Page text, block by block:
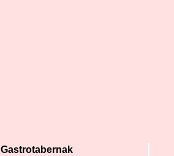
Gastrotabernak